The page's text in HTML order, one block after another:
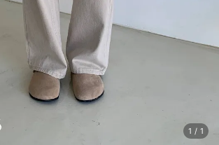
1 / 1